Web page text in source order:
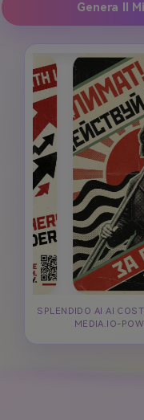
Genera Il
SPLENDIDO AI AI
MEDIA.IO-